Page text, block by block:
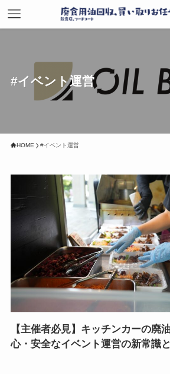
#イベント運営
HOME #イベント運営
【主催者必見】キッチンカーの廃
心・安全なイベント運営の新常識